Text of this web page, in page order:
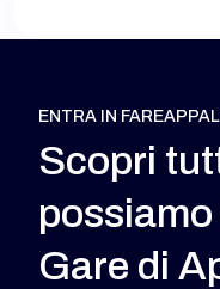
ENTRA IN
Scopri
Gare di